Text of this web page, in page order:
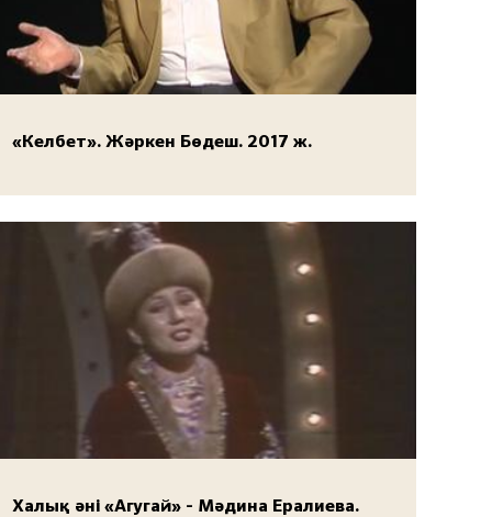
«Келбет». Жәркен Бөдеш. 2017 ж.
Халық әні «Агугай» - Мәдина Ералиева.